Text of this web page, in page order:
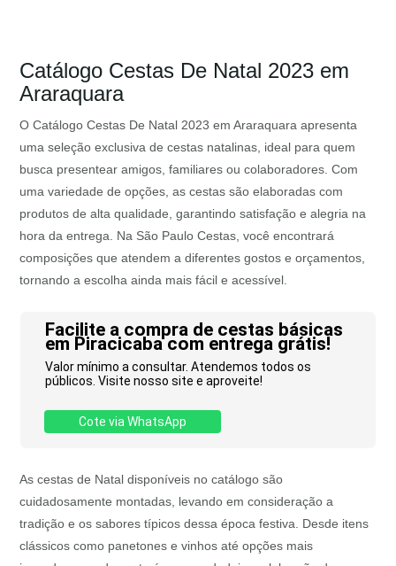
Catálogo Cestas De Natal 2023 em
Araraquara
O Catálogo Cestas De Natal 2023 em Araraquara apresenta
uma seleção exclusiva de cestas natalinas, ideal para quem
busca presentear amigos, familiares ou colaboradores. Com
uma variedade de opções, as cestas são elaboradas com
produtos de alta qualidade, garantindo satisfação e alegria na
hora da entrega. Na São Paulo Cestas, você encontrará
composições que atendem a diferentes gostos e orçamentos,
tornando a escolha ainda mais fácil e acessível.
Facilite a compra de cestas básicas
em Piracicaba com entrega grátis!
Valor mínimo a consultar. Atendemos todos os
públicos. Visite nosso site e aproveite!
Cote via WhatsApp
As cestas de Natal disponíveis no catálogo são
cuidadosamente montadas, levando em consideração a
tradição e os sabores típicos dessa época festiva. Desde itens
clássicos como panetones e vinhos até opções mais